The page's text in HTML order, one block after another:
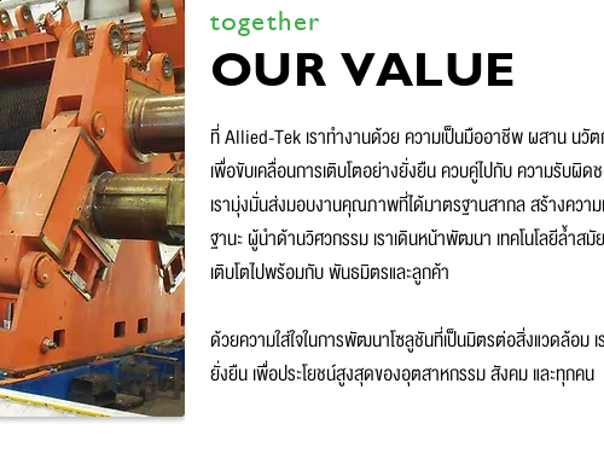
together
OUR VALUE
ที่ Allied-Tek เราทำงานด้วย ความเป็นมืออาชีพ ผสาน นวั
เพื่อขับเคลื่อนการเติบโตอย่างยั่งยืน ควบคู่ไปกับ ความรับผิ
เรามุ่งมั่นส่งมอบงานคุณภาพที่ได้มาตรฐานสากล สร้างความ
ฐานะ ผู้นำด้านวิศวกรรม เราเดินหน้าพัฒนา เทคโนโลยีล้ำส
เติบโตไปพร้อมกับ พันธมิตรและลูกค้า
ด้วยความใส่ใจในการพัฒนาโซลูชันที่เป็นมิตรต่อสิ่งแวดล้อม
ยั่งยืน เพื่อประโยชน์สูงสุดของอุตสาหกรรม สังคม และทุกคน